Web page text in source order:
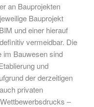
an Bauprojekten
Bauprojekt
und einer hierauf
vermeidbar. Die
im Bauwesen sind
und
der derzeitigen
privaten
–